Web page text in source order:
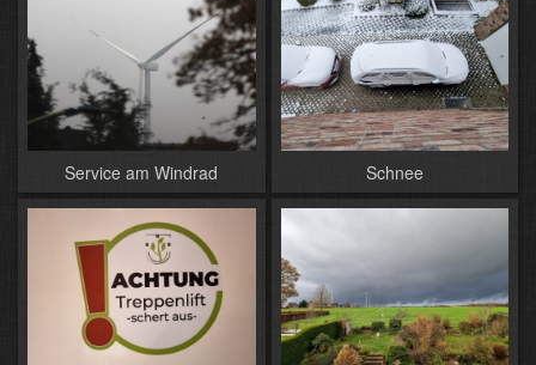
Service am Windrad Schnee